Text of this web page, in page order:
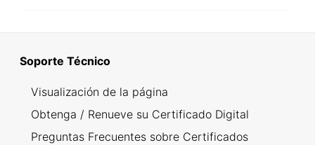
Soporte Técnico
Visualización de la página
Obtenga / Renueve su Certificado Digital
Preguntas Frecuentes sobre Certificados